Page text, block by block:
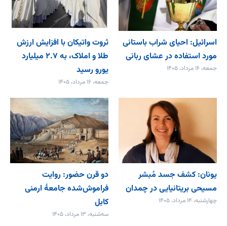
اسرائیل: احیای شراب باستانی
مورد استفاده در عشای ربانی
جمعه، ۱۶ مرداد، ۱۴۰۵
ثروت واتیکان با افزایش ارزش
طلا و املاک، به ۲.۷ میلیارد
یورو رسید
جمعه، ۱۶ مرداد، ۱۴۰۵
یونان: کشف جسد مُبشر
مسیحی بریتانیایی در چمدان
چهارشنبه، ۱۴ مرداد، ۱۴۰۵
دو قرن حضور: روایت
فراموش‌شده جامعۀ ارمنی
کابل
سه‌شنبه، ۱۳ مرداد، ۱۴۰۵